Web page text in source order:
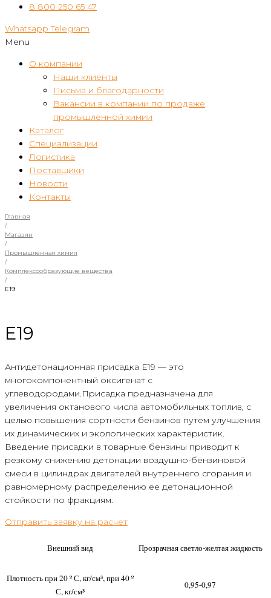
8 800 250 65 47
Whatsapp Telegram
Menu
О компании
Наши клиенты
Письма и благодарности
Вакансии в компании по продаже
промышленной химии
Каталог
Специализации
Логистика
Поставщики
Новости
Контакты
Главная
/
Магазин
/
Промышленная химия
/
Комплексообразующие вещества
/
E19
E19
Антидетонационная присадка Е19 — это
многокомпонентный оксигенат с
углеводородами.Присадка предназначена для
увеличения октанового числа автомобильных топлив, с
целью повышения сортности бензинов путем улучшения
их динамических и экологических характеристик.
Введение присадки в товарные бензины приводит к
резкому снижению детонации воздушно-бензиновой
смеси в цилиндрах двигателей внутреннего сгорания и
равномерному распределению ее детонационной
стойкости по фракциям.
Отправить заявку на расчет
Внешний вид Прозрачная светло-желтая жидкость
Плотность при 20 º С, кг/см³, при 40 º
С, кг/см³
0,95-0,97